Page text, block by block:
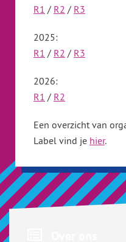
R1 / R2 / R3
2025:
R1 / R2 / R3
2026:
R1 / R2
Een overzicht van
Label vind je hier.